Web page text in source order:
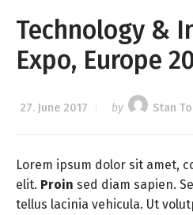
Technology &
Expo, Europe
27. June 2017 by Stan
Lorem ipsum dolor sit amet,
elit. Proin sed diam sapien.
tellus lacinia vehicula. Ut